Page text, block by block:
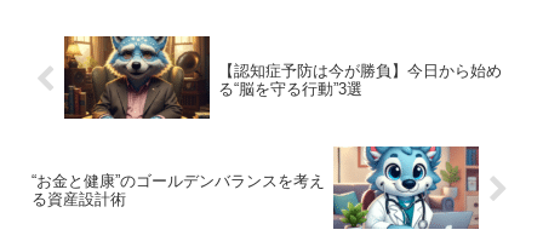
【認知症予防は今が勝負】今日から始め
る“脳を守る行動”3選
“お金と健康”のゴールデンバランスを考え
る資産設計術